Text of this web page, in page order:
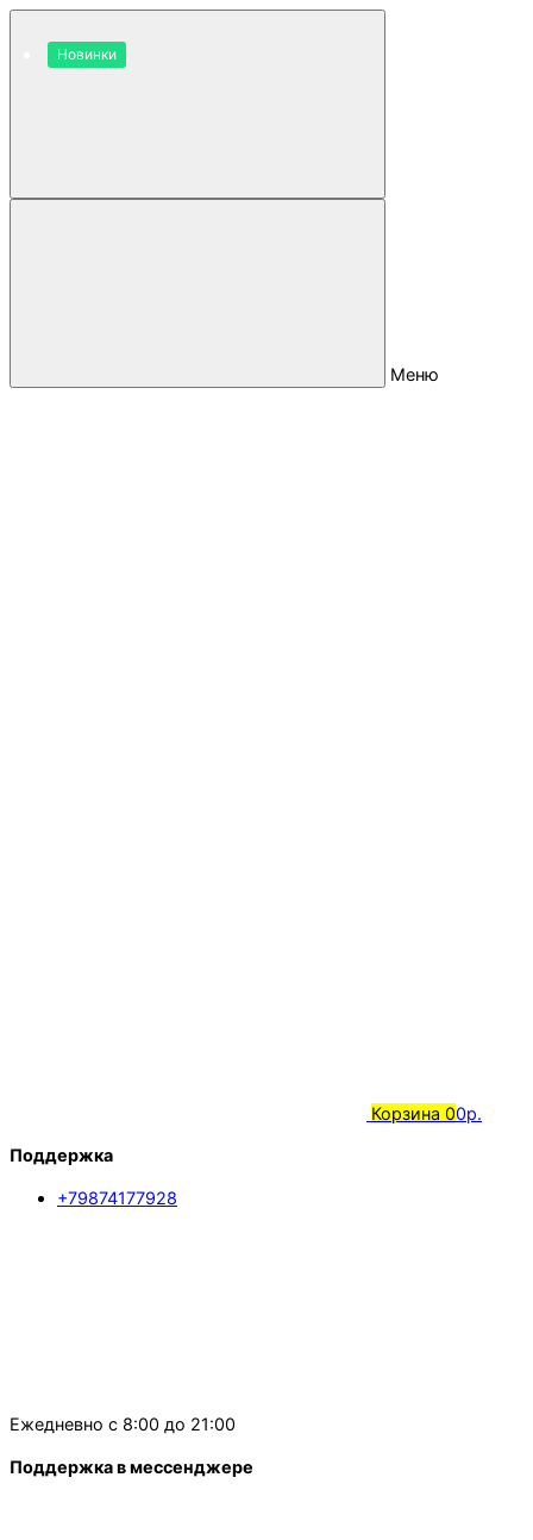
Меню
Корзина 00р.
Поддержка
+79874177928
Ежедневно с 8:00 до 21:00
Поддержка в мессенджере
Новинки